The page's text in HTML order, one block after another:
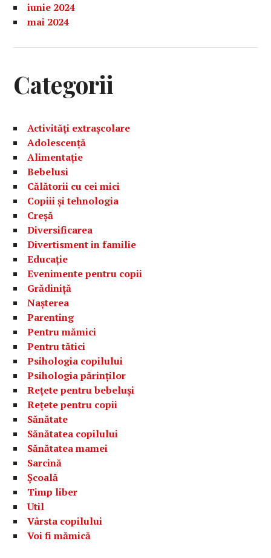
iunie 2024
mai 2024
Categorii
Activități extrașcolare
Adolescență
Alimentație
Bebelusi
Călătorii cu cei mici
Copiii și tehnologia
Creșă
Diversificarea
Divertisment in familie
Educație
Evenimente pentru copii
Grădiniță
Nașterea
Parenting
Pentru mămici
Pentru tătici
Psihologia copilului
Psihologia părinților
Rețete pentru bebeluși
Rețete pentru copii
Sănătate
Sănătatea copilului
Sănătatea mamei
Sarcină
Școală
Timp liber
Util
Vârsta copilului
Voi fi mămică